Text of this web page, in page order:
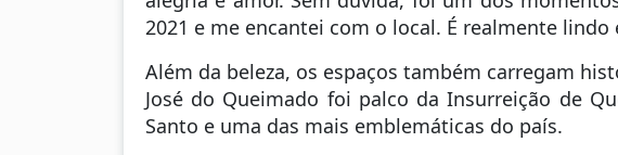
2021 e me encantei com o local. É realmente
Além da beleza, os espaços também carregam
José do Queimado foi palco da Insurreição de
Santo e uma das mais emblemáticas do país.